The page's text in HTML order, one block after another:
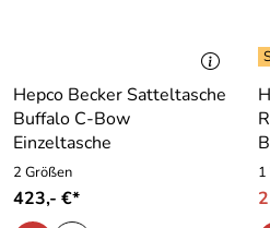
Hepco Becker Satteltasche
Buffalo C-Bow
Einzeltasche
2 Größen
423,- €*
1